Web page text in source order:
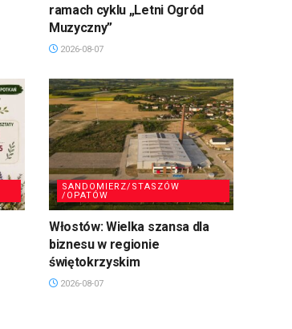
ramach cyklu „Letni Ogród
Muzyczny”
2026-08-07
SANDOMIERZ/STASZÓW
/OPATÓW
Włostów: Wielka szansa dla
biznesu w regionie
świętokrzyskim
2026-08-07